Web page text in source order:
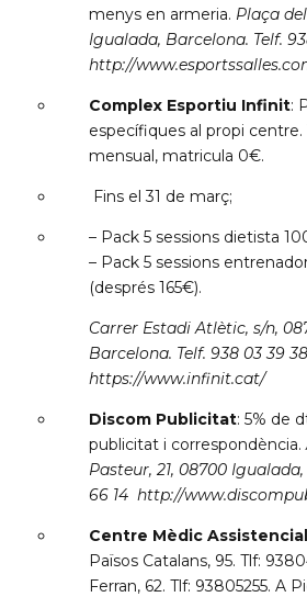
menys en armeria. Plaça
Igualada, Barcelona. Telf.
http://
Complex Esportiu Infinit:
específiques al propi
mensual, matricula 0€.
Fins el 31 de març;
– Pack 5 sessions dietista
– Pack 5 sessions
(després 165€).
Carrer Estadi Atlètic, s/n,
Barcelona. Telf. 938 03 39 38
https://www.infinit.cat/
Discom Publicitat: 5% de
publicitat i correspondència.
Pasteur, 21, 08700
66 14 http://
Centre Mèdic
Països Catalans, 95. Tlf:
Ferran, 62. Tlf: 93805255. A